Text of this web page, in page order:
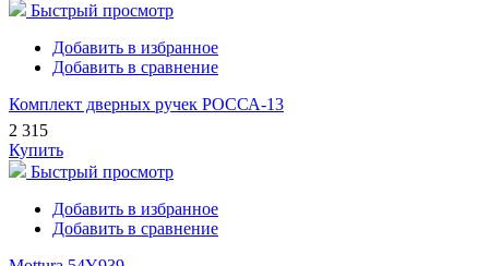
Быстрый просмотр
Добавить в избранное
Добавить в сравнение
Комплект дверных ручек РОССА-13
2 315
Купить
Быстрый просмотр
Добавить в избранное
Добавить в сравнение